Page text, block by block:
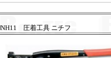
NH11 圧着工具 ニチフ